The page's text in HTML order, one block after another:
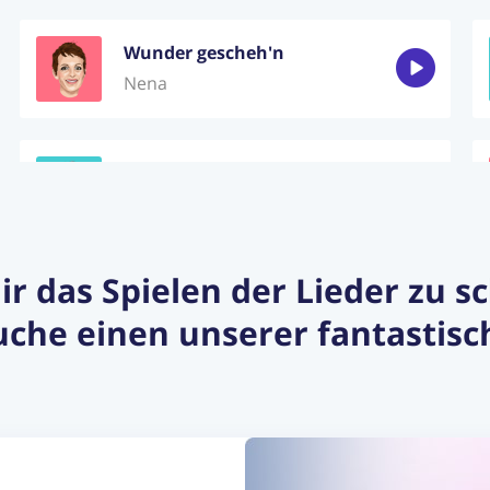
Wunder gescheh'n
Nena
Maria Magdalena
Sandra
das Spielen der Lieder zu
einen unserer